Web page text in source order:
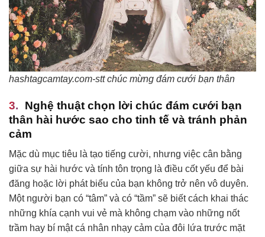
hashtagcamtay.com-stt chúc mừng đám cưới bạn thân
Nghệ thuật chọn lời chúc đám cưới bạn
thân hài hước sao cho tinh tế và tránh phản
cảm
Mặc dù mục tiêu là tạo tiếng cười, nhưng việc cân bằng
giữa sự hài hước và tính tôn trọng là điều cốt yếu để bài
đăng hoặc lời phát biểu của bạn không trở nên vô duyên.
Một người bạn có “tâm” và có “tầm” sẽ biết cách khai thác
những khía cạnh vui vẻ mà không chạm vào những nốt
trầm hay bí mật cá nhân nhạy cảm của đôi lứa trước mặt